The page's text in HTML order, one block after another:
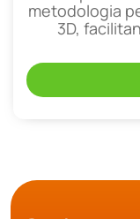
metodologia
3D,